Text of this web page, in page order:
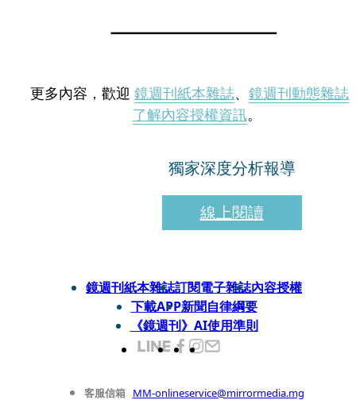
更多內容，歡迎 鏡週刊紙本雜誌、 鏡週刊動態雜誌
了解內容授權資訊。
獨家深度分析報導
線上閱讀
鏡週刊紙本雜誌訂閱電子雜誌內容授權
下載APP新聞自律綱要
《鏡週刊》AI使用準則
客服信箱 MM-onlineservice@mirrormedia.mg